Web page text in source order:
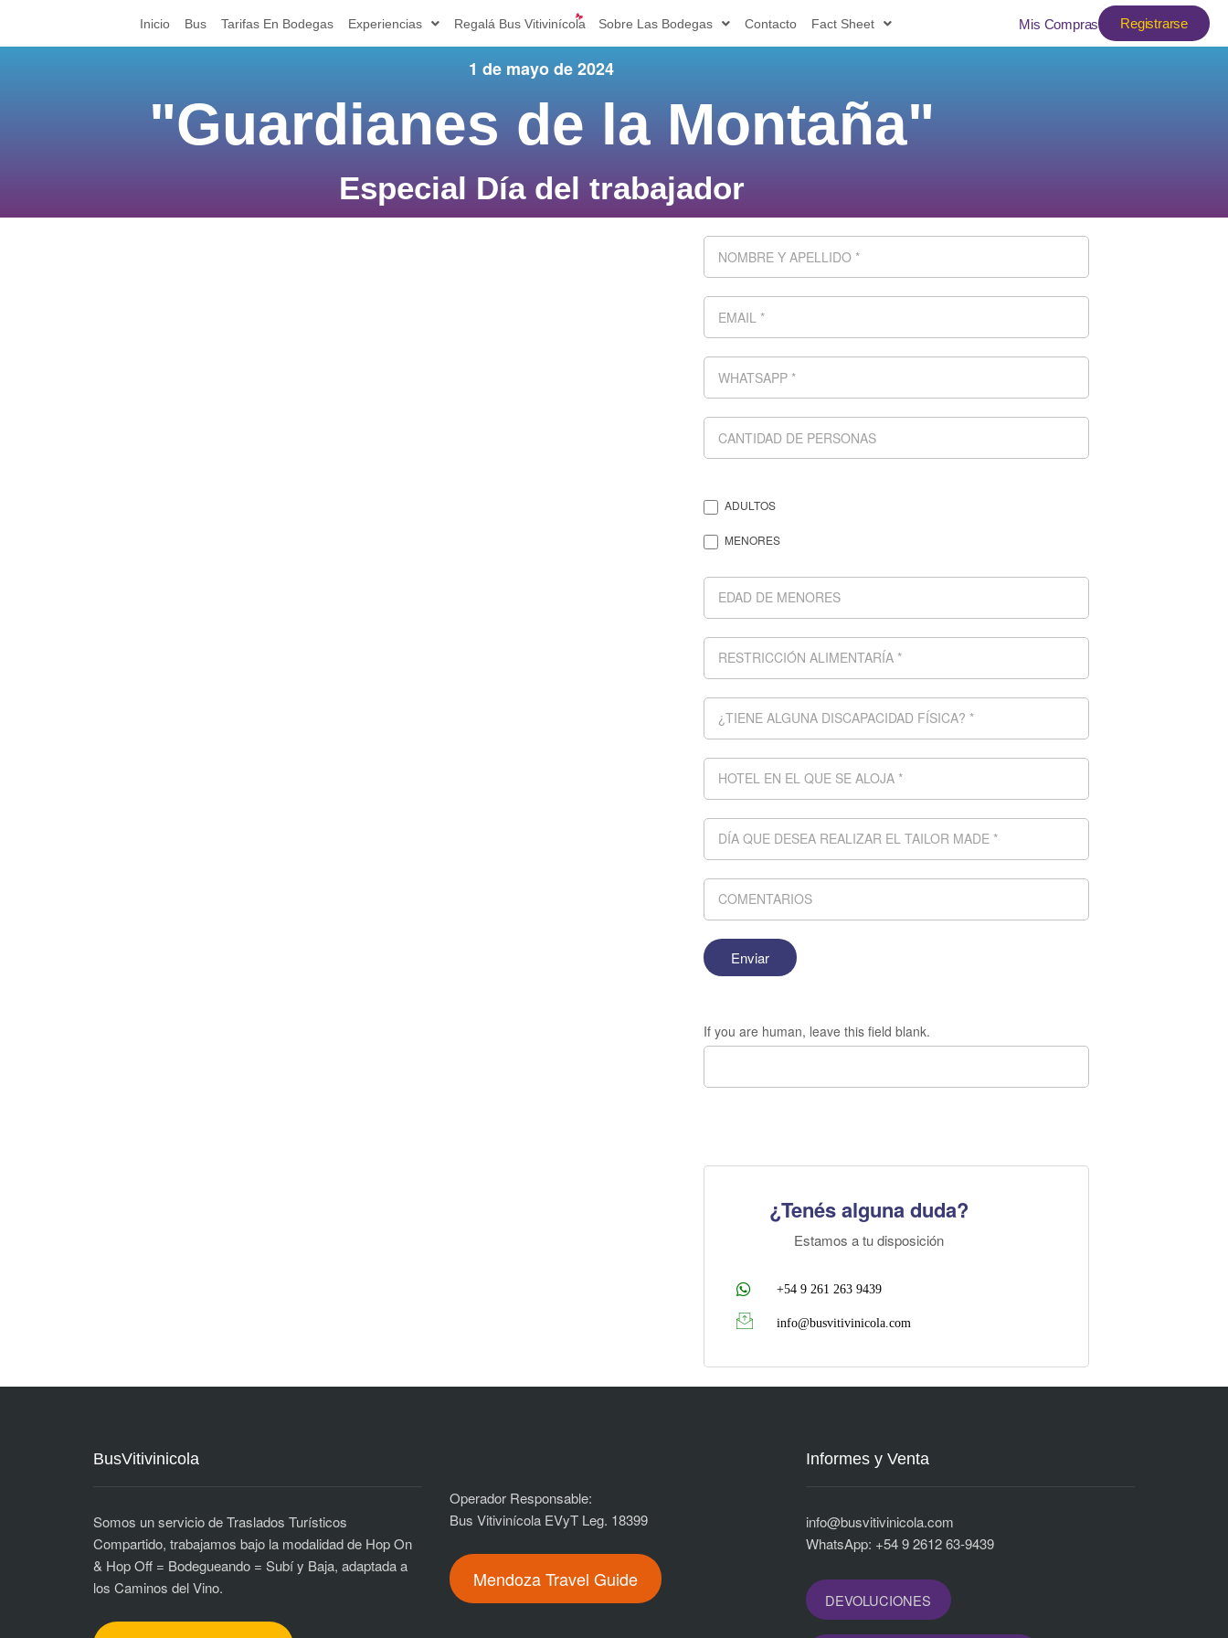
Inicio Bus Tarifas En Bodegas Experiencias Regalá Bus Vitivinícola Sobre Las Bodegas Contacto Fact Sheet Mis Compras Registrarse
1 de mayo de 2024
"Guardianes de la Montaña"
Especial Día del trabajador
ADULTOS
MENORES
If you are human, leave this field blank.
¿Tenés alguna duda?
Estamos a tu disposición
+54 9 261 263 9439
info@busvitivinicola.com
BusVitivinicola
Somos un servicio de Traslados Turísticos
Compartido, trabajamos bajo la modalidad de Hop On
& Hop Off = Bodegueando = Subí y Baja, adaptada a
los Caminos del Vino.
Operador Responsable:
Bus Vitivinícola EVyT Leg. 18399
Mendoza Travel Guide
Informes y Venta
info@busvitivinicola.com
WhatsApp: +54 9 2612 63-9439
DEVOLUCIONES